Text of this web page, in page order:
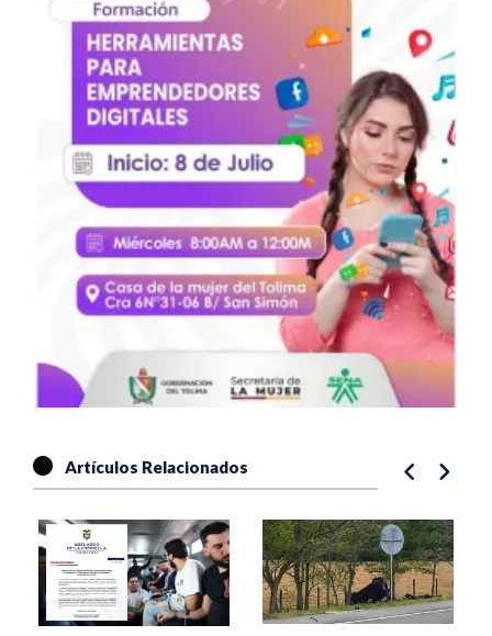
Artículos Relacionados